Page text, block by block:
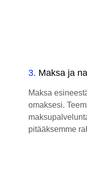
3. Maksa ja
Maksa
omaksesi.
pitääksemme